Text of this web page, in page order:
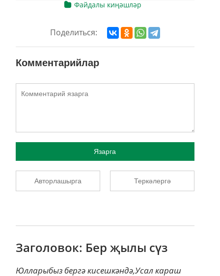
Файдалы киңәшләр
Поделиться:
Комментарийлар
Язарга
Авторлашырга Теркәлергә
Заголовок: Бер җылы сүз
Юлларыбыз бергә кисешкәндә,Усал караш